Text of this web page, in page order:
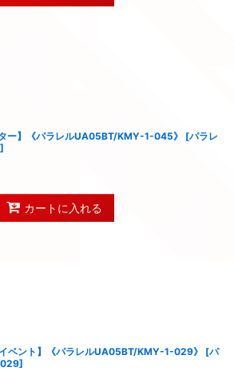
ー】《パラレルUA05BT/KMY-1-045》 [パラレ
]
カートに入れる
ベント】《パラレルUA05BT/KMY-1-029》 [パ
]